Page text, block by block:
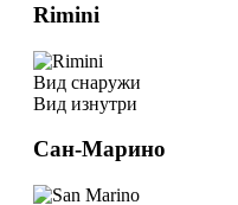
Rimini
Вид снаружи
Вид изнутри
Сан-Марино